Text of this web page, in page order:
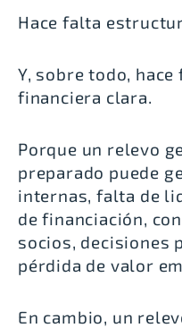
Hace falta
Y, sobre todo,
financiera clara.
Porque un relevo
preparado puede
internas, falta de
de financiación,
socios, decisiones
pérdida de valor
En cambio, un